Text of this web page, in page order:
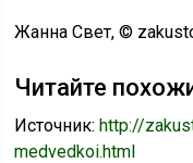
Жанна Свет, ©
Читайте
Источник:http://
medvedkoi.html